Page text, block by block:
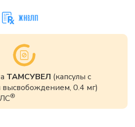
ТАМСУВЕЛ (капсулы с
0.4 мг)
®